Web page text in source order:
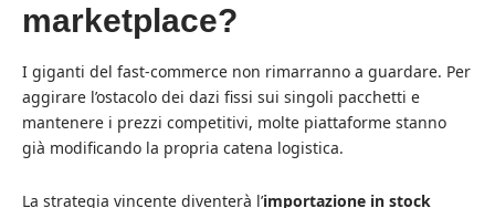
marketplace?
I giganti del fast-commerce non rimarranno a guardare. Per
aggirare l’ostacolo dei dazi fissi sui singoli pacchetti e
mantenere i prezzi competitivi, molte piattaforme stanno
già modificando la propria catena logistica.
La strategia vincente diventerà l’importazione in stock